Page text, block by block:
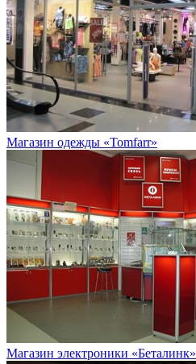
Магазин одежды «Tomfarr»
Магазин электроники «Беталинк»